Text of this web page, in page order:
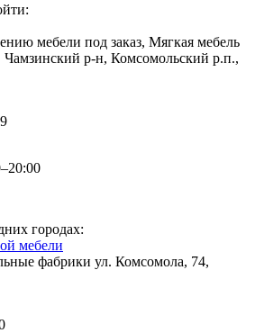
мебели под заказ, Мягкая мебель
р-н, Комсомольский р.п.,
городах:
мебели
фабрики ул. Комсомола, 74,